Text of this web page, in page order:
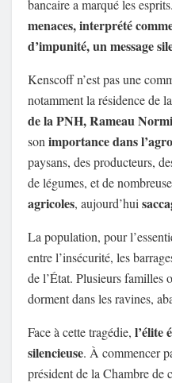
bancaire a marqué les esprits.
menaces, interprété
d’impunité, un message
Kenscoff n’est pas une
notamment la résidence de
de la PNH, Rameau
son importance dans
paysans, des producteurs,
de légumes, et de
agricoles, aujourd’hui
La population, pour
entre l’insécurité, les
de l’État. Plusieurs familles
dorment dans les ravines,
Face à cette tragédie, l’élite
silencieuse. À commencer
président de la Chambre de